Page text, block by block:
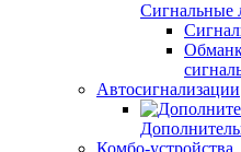
Cигнальные
Автосигнализации
Комбо-устройства